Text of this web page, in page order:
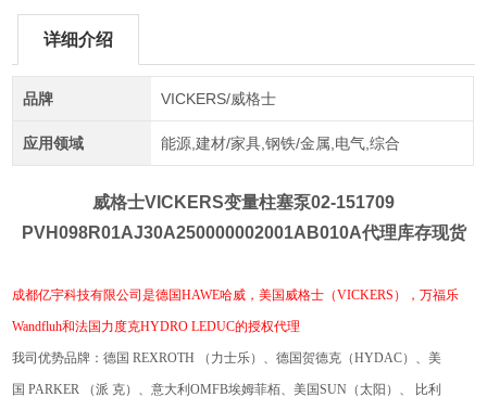
详细介绍
品牌 VICKERS/威格士
应用领域 能源,建材/家具,钢铁/金属,电气,综合
威格士VICKERS变量柱塞泵02-151709
PVH098R01AJ30A250000002001AB010A代理库存现货
成都亿宇科技有限公司是德国HAWE哈威 ，美国威格士（VICKERS），万福乐
Wandfluh和法国力度克HYDRO LEDUC的授权代理
我司优势品牌：德国 REXROTH （力士乐）、德国贺德克（HYDAC）、美
国 PARKER （派 克）、意大利OMFB埃姆菲栢、美国SUN （太阳）、 比利